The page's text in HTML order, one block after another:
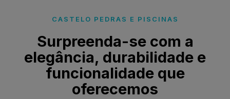
CASTELO PEDRAS E PISCINAS
Surpreenda-se com a
elegância, durabilidade e
funcionalidade que
oferecemos